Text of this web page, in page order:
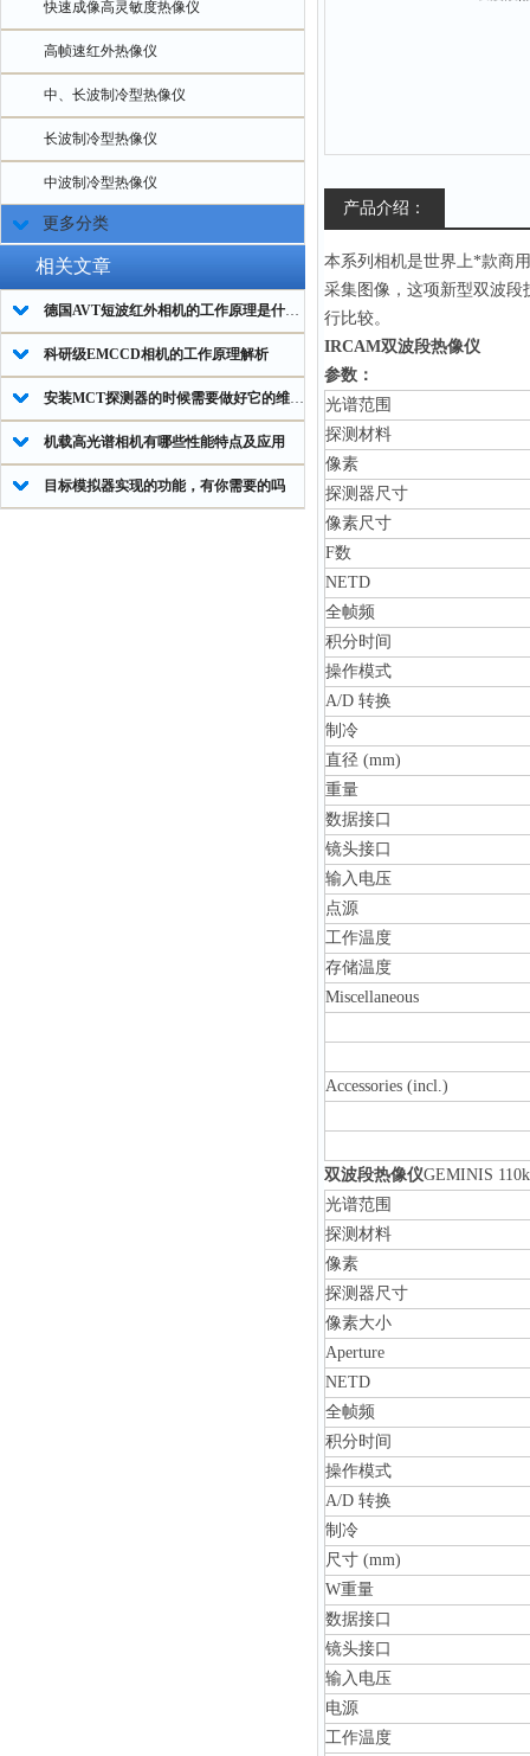
快速成像高灵敏度热像仪
高帧速红外热像仪
中、长波制冷型热像仪
长波制冷型热像仪
中波制冷型热像仪
更多分类
相关文章
德国AVT短波红外相机的工作原理是什么？
科研级EMCCD相机的工作原理解析
安装MCT探测器的时候需要做好它的维护保养工作
机载高光谱相机有哪些性能特点及应用
目标模拟器实现的功能，有你需要的吗
产品介绍：
本系列相机是世界上*款商
采集图像，这项新型双波
行比较。
IRCAM双波段热像仪
参数：
光谱范围
探测材料
像素
探测器尺寸
像素尺寸
F数
NETD
全帧频
积分时间
操作模式
A/D 转换
制冷
直径 (mm)
重量
数据接口
镜头接口
输入电压
点源
工作温度
存储温度
Miscellaneous
Accessories (incl.)
双波段热像仪GEMINIS
光谱范围
探测材料
像素
探测器尺寸
像素大小
Aperture
NETD
全帧频
积分时间
操作模式
A/D 转换
制冷
尺寸 (mm)
W重量
数据接口
镜头接口
输入电压
电源
工作温度